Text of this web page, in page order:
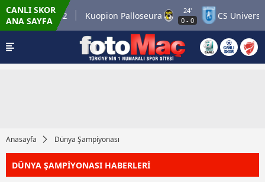
CANLI SKOR
ANA SAYFA
Match 12 Kuopion Palloseura
24'
0- CS
Anasayfa Dünya Şampiyonası
DÜNYA ŞAMPİYONASI HABERLERİ